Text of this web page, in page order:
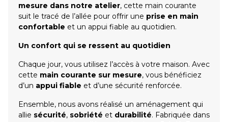
mesure dans notre atelier, cette main courante
suit le tracé de l’allée pour offrir une prise en main
confortable et un appui fiable au quotidien.
Un confort qui se ressent au quotidien
Chaque jour, vous utilisez l’accès à votre maison. Avec
cette main courante sur mesure, vous bénéficiez
d’un appui fiable et d’une sécurité renforcée.
Ensemble, nous avons réalisé un aménagement qui
allie sécurité, sobriété et durabilité. Fabriquée dans